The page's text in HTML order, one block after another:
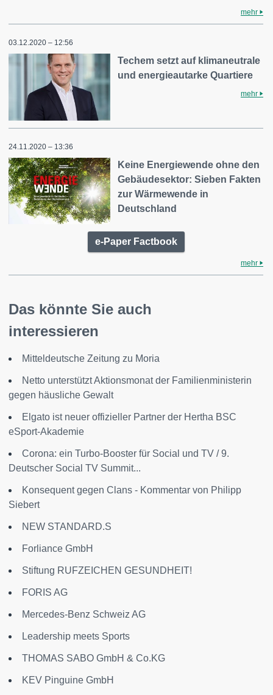
mehr
03.12.2020 – 12:56
Techem setzt auf klimaneutrale
und energieautarke Quartiere
mehr
24.11.2020 – 13:36
Keine Energiewende ohne den
Gebäudesektor: Sieben Fakten
zur Wärmewende in
Deutschland
e-Paper Factbook
mehr
Das könnte Sie auch
interessieren
Mitteldeutsche Zeitung zu Moria
Netto unterstützt Aktionsmonat der Familienministerin
gegen häusliche Gewalt
Elgato ist neuer offizieller Partner der Hertha BSC
eSport-Akademie
Corona: ein Turbo-Booster für Social und TV / 9.
Deutscher Social TV Summit...
Konsequent gegen Clans - Kommentar von Philipp
Siebert
NEW STANDARD.S
Forliance GmbH
Stiftung RUFZEICHEN GESUNDHEIT!
FORIS AG
Mercedes-Benz Schweiz AG
Leadership meets Sports
THOMAS SABO GmbH & Co.KG
KEV Pinguine GmbH